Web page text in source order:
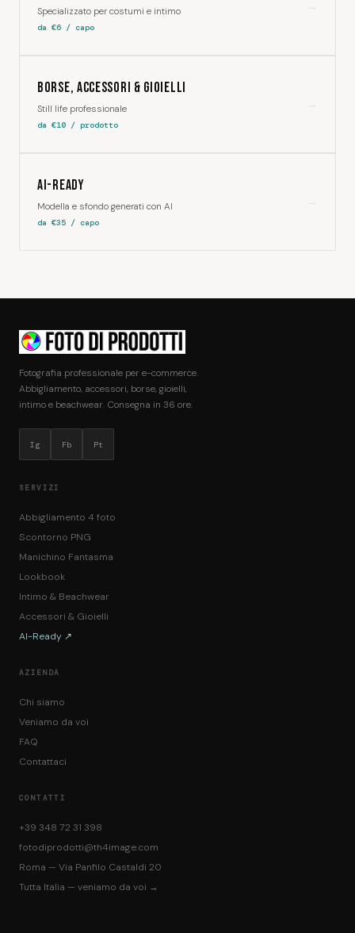
Specializzato per costumi e intimo
da €6 / capo
Borse, Accessori & Gioielli
Still life professionale
da €10 / prodotto
AI-Ready
Modella e sfondo generati con AI
da €35 / capo
Fotografia professionale per e-commerce.
Abbigliamento, accessori, borse, gioielli,
intimo e beachwear. Consegna in 36 ore.
Ig Fb Pt
SERVIZI
Abbigliamento 4 foto
Scontorno PNG
Manichino Fantasma
Lookbook
Intimo & Beachwear
Accessori & Gioielli
AI-Ready ↗
AZIENDA
Chi siamo
Veniamo da voi
FAQ
Contattaci
CONTATTI
+39 348 72 31 398
fotodiprodotti@th4image.com
Roma — Via Panfilo Castaldi 20
Tutta Italia — veniamo da voi →